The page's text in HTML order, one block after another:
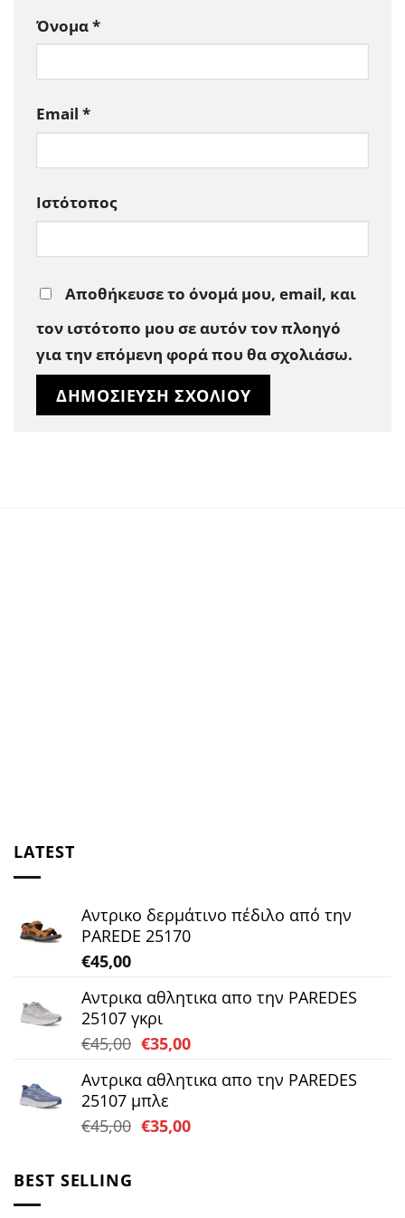
Όνομα*
Email *
Ιστότοπος
Αποθήκευσε το όνομά μου, email, και
τον ιστότοπο μου σε αυτόν τον πλοηγό
για την επόμενη φορά που θα σχολιάσω.
LATEST
Αντρικο δερμάτινο πέδιλο από την
PAREDE 25170
€45,00
Αντρικα αθλητικα απο την PAREDES
25107 γκρι
€45,00 Original
was:
€45,00.
€35,00Η
τιμή
€35,00.
Αντρικα αθλητικα απο την PAREDES
25107 μπλε
€45,00 Original
€35,00Η
BEST SELLING